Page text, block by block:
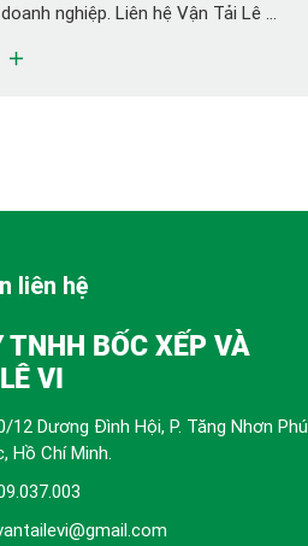
nghiệp. Liên hệ Vận Tải Lê Vi
container TPHCM chuyên
liên hệ
TNHH BỐC XẾP VÀ
VI
12 Dương Đình Hội, P. Tăng Nhơn Phú
Hồ Chí Minh.